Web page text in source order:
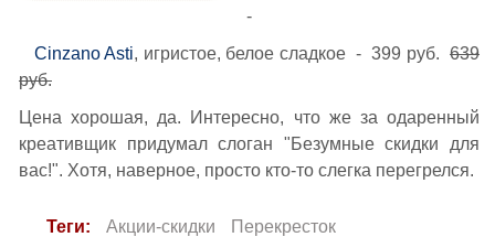
-
Cinzano Asti, игристое, белое сладкое - 399 руб.639
руб.
Цена хорошая, да. Интересно, что же за одаренный
креативщик придумал слоган "Безумные скидки для
вас!". Хотя, наверное, просто кто-то слегка перегрелся.
Теги: Акции-скидки Перекресток